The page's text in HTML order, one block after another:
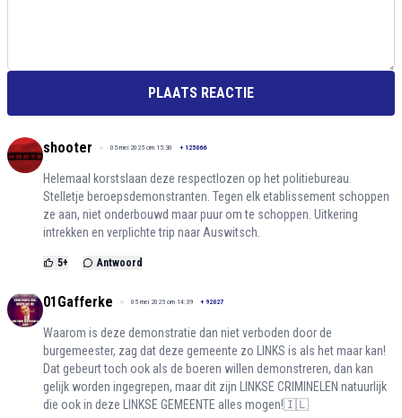
PLAATS REACTIE
shooter 05 mei 2025 om 15:30 + 125066
Helemaal korstslaan deze respectlozen op het politiebureau.
Stelletje beroepsdemonstranten. Tegen elk etablissement schoppen
ze aan, niet onderbouwd maar puur om te schoppen. Uitkering
intrekken en verplichte trip naar Auswitsch.
5+ Antwoord
01Gafferke 05 mei 2025 om 14:39 + 92027
Waarom is deze demonstratie dan niet verboden door de
burgemeester, zag dat deze gemeente zo LINKS is als het maar kan!
Dat gebeurt toch ook als de boeren willen demonstreren, dan kan
gelijk worden ingegrepen, maar dit zijn LINKSE CRIMINELEN natuurlijk
die ook in deze LINKSE GEMEENTE alles mogen!🇮🇱